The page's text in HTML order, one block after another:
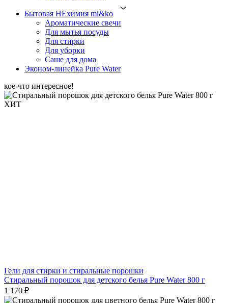
Бытовая НЕхимия mi&ko
Ароматические свечи
Для мытья посуды
Для стирки
Для уборки
Саше для дома
Эконом-линейка Pure Water
кое-что интересное!
ХИТ
Гели для стирки и стиральные порошки
Стиральный порошок для детского белья Pure Water 800 г
1 170 ₽